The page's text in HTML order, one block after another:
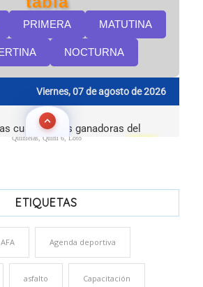
Quinielas, Quini 6, Loto
ETIQUETAS
AFA Agenda deportiva
asfalto Capacitación